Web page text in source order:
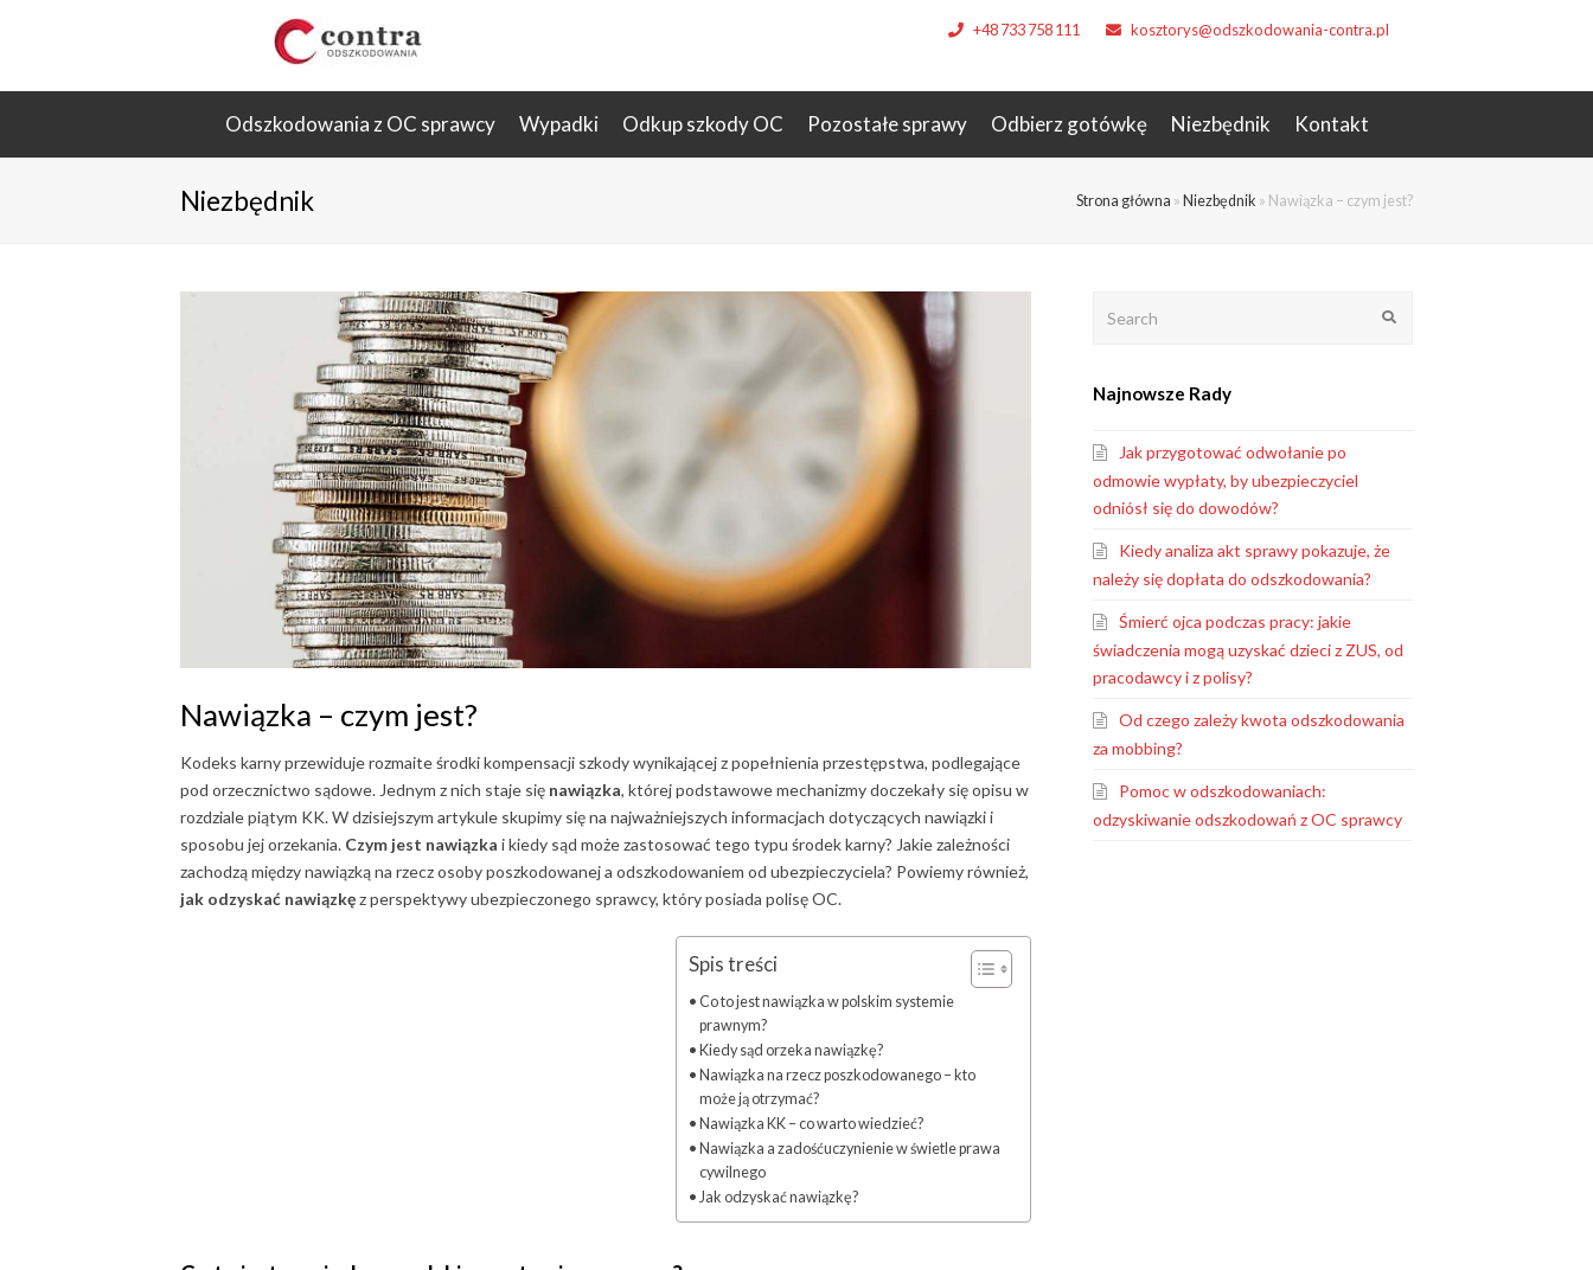
+48 733 758 111 kosztorys@odszkodowania-contra.pl
Odszkodowania z OC sprawcy Wypadki Odkup szkody OC Pozostałe sprawy Odbierz gotówkę Niezbędnik Kontakt
Niezbędnik Strona główna » Niezbędnik » Nawiązka – czym jest?
Nawiązka – czym jest?
Kodeks karny przewiduje rozmaite środki kompensacji szkody wynikającej z popełnienia przestępstwa, podlegające
pod orzecznictwo sądowe. Jednym z nich staje się nawiązka, której podstawowe mechanizmy doczekały się opisu w
rozdziale piątym KK. W dzisiejszym artykule skupimy się na najważniejszych informacjach dotyczących nawiązki i
sposobu jej orzekania. Czym jest nawiązka i kiedy sąd może zastosować tego typu środek karny? Jakie zależności
zachodzą między nawiązką na rzecz osoby poszkodowanej a odszkodowaniem od ubezpieczyciela? Powiemy również,
jak odzyskać nawiązkęz perspektywy ubezpieczonego sprawcy, który posiada polisę OC.
Spis treści
Co to jest nawiązka w polskim systemie
prawnym?
Kiedy sąd orzeka nawiązkę?
Nawiązka na rzecz poszkodowanego – kto
może ją otrzymać?
Nawiązka KK – co warto wiedzieć?
Nawiązka a zadośćuczynienie w świetle prawa
cywilnego
Jak odzyskać nawiązkę?
Najnowsze Rady
Jak przygotować odwołanie po
odmowie wypłaty, by ubezpieczyciel
odniósł się do dowodów?
Kiedy analiza akt sprawy pokazuje, że
należy się dopłata do odszkodowania?
Śmierć ojca podczas pracy: jakie
świadczenia mogą uzyskać dzieci z ZUS, od
pracodawcy i z polisy?
Od czego zależy kwota odszkodowania
za mobbing?
Pomoc w odszkodowaniach:
odzyskiwanie odszkodowań z OC sprawcy